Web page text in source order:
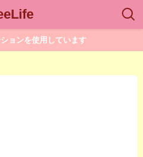
ョンを使用しています